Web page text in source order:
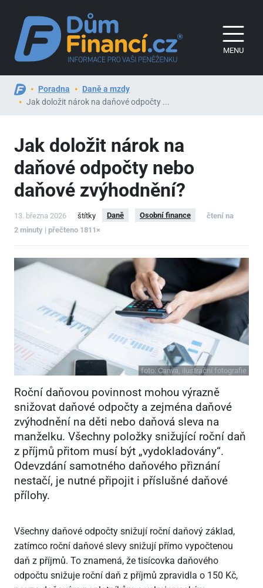
MENU
Poradna
Daně a mzdy
Jak doložit nárok na daňové odpočty ...
Jak doložit nárok na
daňové odpočty nebo
daňové zvýhodnění?
13. března 2026 štítky Daně Osobní finance
čtení na
2 minuty | přečteno 1811×
foto: Canva, ilustrační fotografie
Roční daňovou povinnost mohou výrazně
snižovat daňové odpočty a zejména daňové
zvýhodnění na děti nebo daňová sleva na
manželku. Všechny položky snižující roční daň
z příjmů přitom musí být „vydokladovány“.
Odevzdání samotného daňového přiznání
nestačí, je nutné připojit i příslušné daňové
přílohy.
Všechny daňové odpočty snižují roční daňový základ,
zatímco roční daňové slevy snižují přímo vypočtenou
daň z příjmů. To znamená, že tisícovka daňového
odpočtu snižuje roční daň z příjmů zpravidla o 150 Kč,